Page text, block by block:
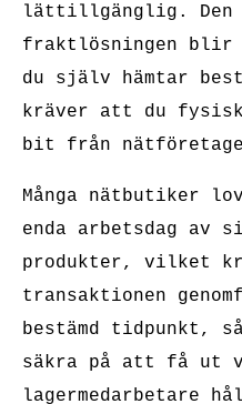
lättillgänglig.
fraktlösningen blir
du själv hämtar
kräver att du
bit från
Många nätbutiker
enda arbetsdag av
produkter, vilket
transaktionen
bestämd tidpunkt,
säkra på att få ut
lagermedarbetare